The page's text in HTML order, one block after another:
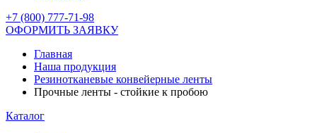
+7 (800) 777-71-98
ОФОРМИТЬ ЗАЯВКУ
Главная
Наша продукция
Резинотканевые конвейерные ленты
Прочные ленты - стойкие к пробою
Каталог